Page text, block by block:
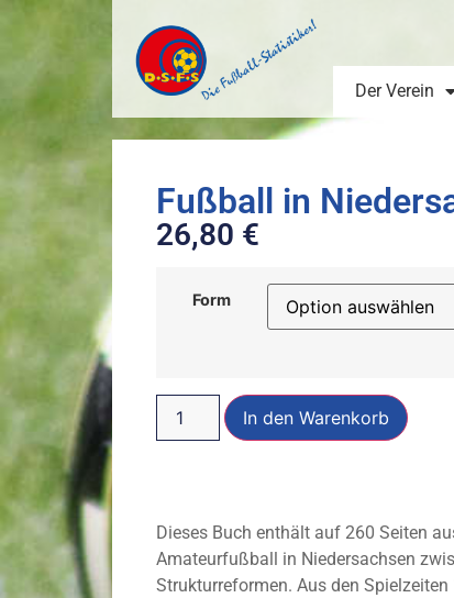
Der Verein
Fußball in
26,80 €
Form
In den Warenkorb
Dieses Buch enthält auf 260 Seiten
Amateurfußball in Niedersachsen
Strukturreformen. Aus den